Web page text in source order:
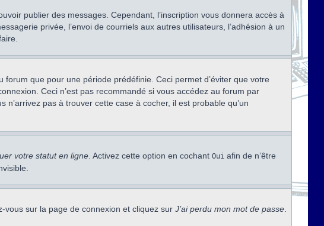
publier des messages. Cependant, l’inscription vous donnera accès à
privée, l’envoi de courriels aux autres utilisateurs, l’adhésion à un
que pour une période prédéfinie. Ceci permet d’éviter que votre
Ceci n’est pas recommandé si vous accédez au forum par
pas à trouver cette case à cocher, il est probable qu’un
votre statut en ligne . Activez cette option en cochant Oui afin de n’être
sur la page de connexion et cliquez sur J’ai perdu mon mot de passe